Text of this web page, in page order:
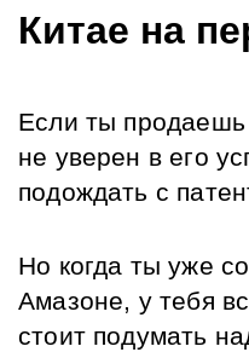
Китае на
Если ты
не уверен в его
подождать с
Но когда ты уже
Амазоне, у тебя
стоит подумать